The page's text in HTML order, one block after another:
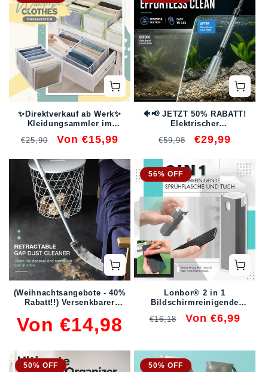
✨Direktverkauf ab Werk✨
Kleidungsammler im
Normaler
€25,90 Verkaufspreis
Von €15,99
🐠📢 JETZT 50% RABATT!
Elektrischer
Automatischer
wiederaufladbar &
wasserdicht – Perfekt für
sauberes Aquarium ohne
Wasserwechselstress ✨
Normaler
€59,98 Verkaufspreis
€29,99
(Weihnachtsangebote - 40%
Rabatt!!) Versenkbarer
Normaler
Preis
Von €14,98
56% OFF
Lonbor® 2 in 1
Bildschirmreinigende
Normaler
€16,18 Verkaufspreis
Von €6,99
50% OFF 50% OFF